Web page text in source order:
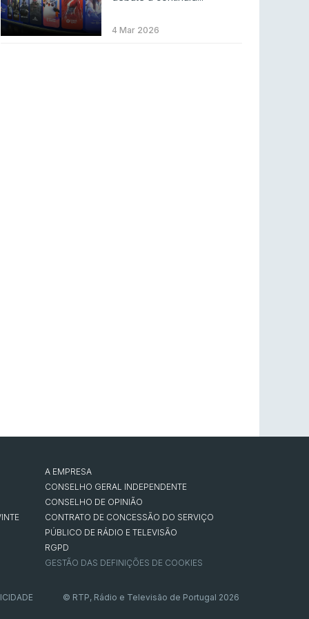
BLAST Bounty S2 na RTP Arena: Regressa o
melhor Counter-Strike
4 Mar 2026
A EMPRESA
CONSELHO GERAL INDEPENDENTE
CONSELHO DE OPINIÃO
CONTRATO DE CONCESSÃO DO SERVIÇO
PÚBLICO DE RÁDIO E TELEVISÃO
RGPD
GESTÃO DAS DEFINIÇÕES DE COOKIES
© RTP, Rádio e Televisão de Portugal 2026